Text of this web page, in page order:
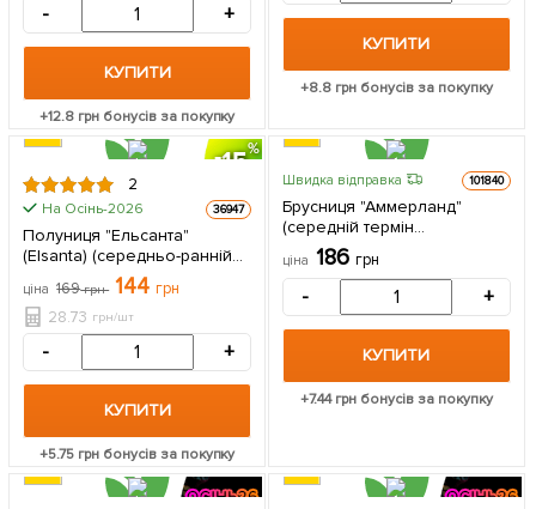
- +
КУПИТИ
+12.8 грн бонусів за покупку
КУПИТИ
+8.8 грн бонусів за покупку
15
ЦІНА ЗА
5шт
2
На Осінь-2026 36947
Полуниця "Ельсанта"
(Elsanta) (середньо-ранній
термін дозрівання, відмінна
транспортабельність) 5 шт в
упаковці
ціна 169грн 144 грн
28.73 грн/шт
- +
КУПИТИ
+5.75 грн бонусів за покупку
Швидка відправка 101840
Брусниця "Аммерланд"
(середній термін
дозрівання,
високоврожайний) 1
саджанець в упаковці
ціна 186 грн
- +
КУПИТИ
+7.44 грн бонусів за покупку